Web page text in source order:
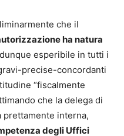
che il
ha natura
esperibile in tutti i
precise-concordanti
“fiscalmente
che la delega di
prettamente interna,
degli Uffici